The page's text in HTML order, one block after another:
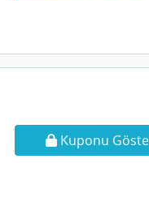
Kuponu